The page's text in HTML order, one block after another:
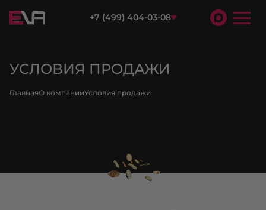
+7 (499) 404-03-08
УСЛОВИЯ ПРОДАЖИ
ГлавнаяО компанииУсловия продажи